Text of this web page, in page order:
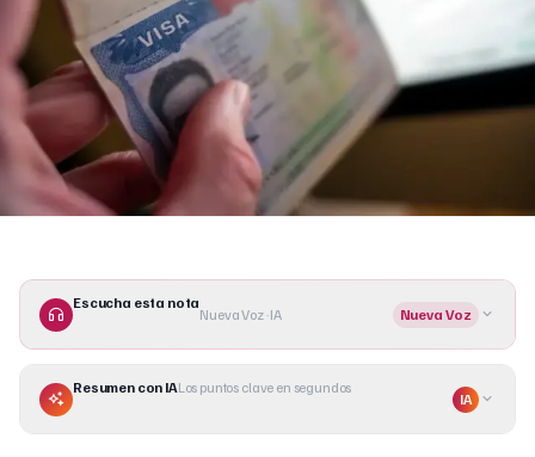
Escucha esta nota
Nueva Voz · IA Nueva Voz
Resumen con IALos puntos clave en segundos
IA